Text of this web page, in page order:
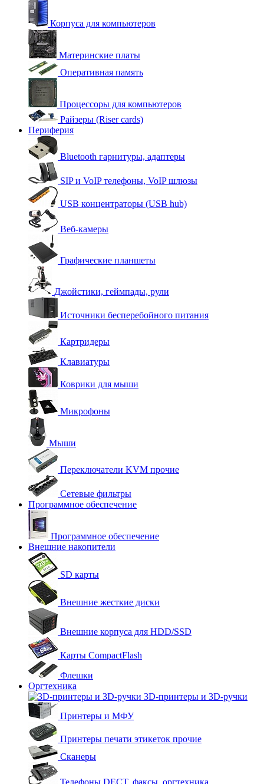
Корпуса для компьютеров
Материнские платы
Оперативная память
Процессоры для компьютеров
Райзеры (Riser cards)
Периферия
Bluetooth гарнитуры, адаптеры
SIP и VoIP телефоны, VoIP шлюзы
USB концентраторы (USB hub)
Веб-камеры
Графические планшеты
Джойстики, геймпады, рули
Источники бесперебойного питания
Картридеры
Клавиатуры
Коврики для мыши
Микрофоны
Мыши
Переключатели KVM прочие
Сетевые фильтры
Программное обеспечение
Программное обеспечение
Внешние накопители
SD карты
Внешние жесткие диски
Внешние корпуса для HDD/SSD
Карты CompactFlash
Флешки
Оргтехника
3D-принтеры и 3D-ручки
Принтеры и МФУ
Принтеры печати этикеток прочие
Сканеры
Телефоны DECT, факсы, оргтехника